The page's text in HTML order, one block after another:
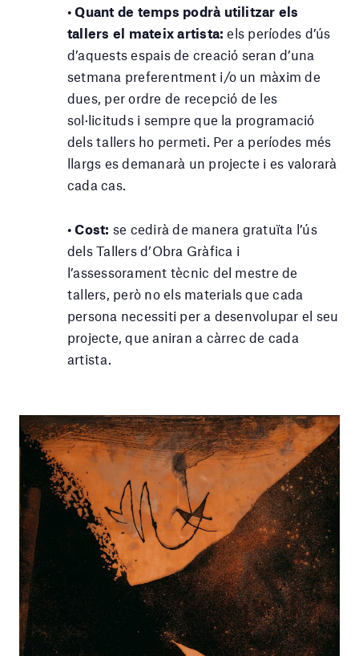
• Quant de temps podrà utilitzar els
tallers el mateix artista: els períodes d’ús
d’aquests espais de creació seran d’una
setmana preferentment i/o un màxim de
dues, per ordre de recepció de les
sol·licituds i sempre que la programació
dels tallers ho permeti. Per a períodes més
llargs es demanarà un projecte i es valorarà
cada cas.
• Cost: se cedirà de manera gratuïta l’ús
dels Tallers d’Obra Gràfica i
l’assessorament tècnic del mestre de
tallers, però no els materials que cada
persona necessiti per a desenvolupar el seu
projecte, que aniran a càrrec de cada
artista.